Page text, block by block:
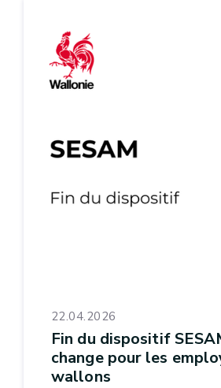
22.04.2026
Fin du dispositif
change pour les
wallons